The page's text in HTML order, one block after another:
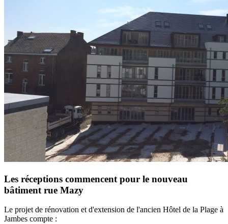
Les réceptions commencent pour le nouveau
bâtiment rue Mazy
Le projet de rénovation et d'extension de l'ancien Hôtel de la Plage à
Jambes compte :